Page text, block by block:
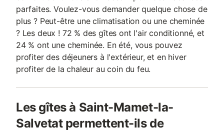
parfaites. Voulez-vous demander quelque chose de
plus ? Peut-être une climatisation ou une cheminée
? Les deux ! 72 % des gîtes ont l'air conditionné, et
24 % ont une cheminée. En été, vous pouvez
profiter des déjeuners à l'extérieur, et en hiver
profiter de la chaleur au coin du feu.
Les gîtes à Saint-Mamet-la-
Salvetat permettent-ils de